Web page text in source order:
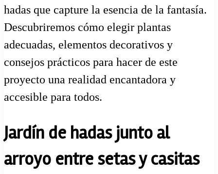
hadas que capture la esencia de la fantasía.
Descubriremos cómo elegir plantas
adecuadas, elementos decorativos y
consejos prácticos para hacer de este
proyecto una realidad encantadora y
accesible para todos.
Jardín de hadas junto al
arroyo entre setas y casitas